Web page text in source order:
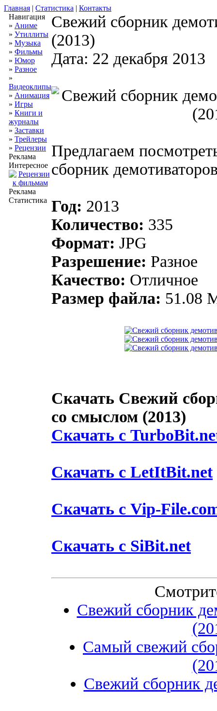
Главная | Статистика | Контакты
Навигация
» Аниме
» Утиллиты
» Музыка
» Фильмы
» Юмор
» Разное
»
Видеоклипы
» Анимация
» Игры
» Книги и
журналы
» Заставки
» Трейлеры
» Рецензии
Реклама
Интересное
Реклама
Статистика
Свежий сборник
(2013)
Дата: 22 декабря 2013
Предлагаем
сборник
Год: 2013
Количество: 335
Формат: JPG
Разрешение: Разное
Качество: Отличное
Размер файла: 51.08
Скачать Свежий
со смыслом (2013)
Скачать с
Скачать с LetItBit.net
Скачать с Vip-
Скачать с SiBit.net
Свежий сборник
Самый свежий
Свежий сборник